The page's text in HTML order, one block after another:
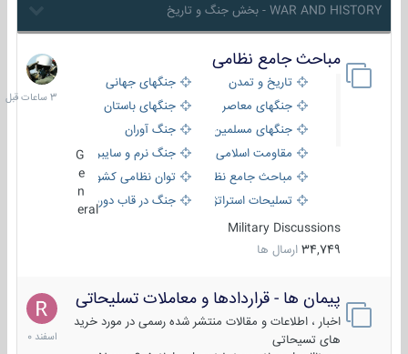
WAR AND HISTORY - بخش جنگ و تاریخ
مباحث جامع نظامی
تاریخ و تمدن
جنگهای جهانی
جنگهای معاصر
جنگهای باستان
جنگهای مسلمین
جنگ آوران
مقاومت اسلامی
جنگ نرم و سایبری
مباحث جامع نظامی
توان نظامی کشورها
تسلیحات استراتژیک
جنگ در قاب دوربین
eral
Military Discussions
34,749 ارسال ها
3
ساعات
قبل
پیمان ها - قراردادها و معاملات تسلیحاتی
اخبار ، اطلاعات و مقالات منتشر شده رسمی در مورد خرید
های تسیحاتی
7
اسفند
1400